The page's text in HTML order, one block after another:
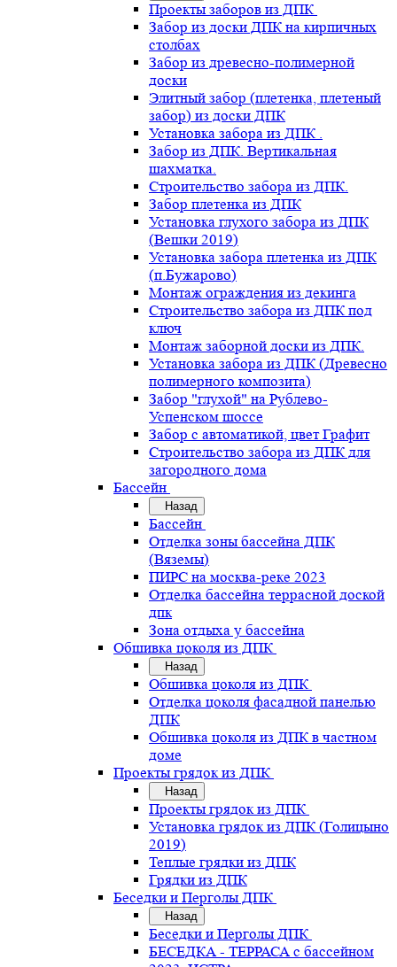
Проекты заборов из ДПК
Забор из доски ДПК на кирпичных
столбах
Забор из древесно-полимерной
доски
Элитный забор (плетенка, плетеный
забор) из доски ДПК
Установка забора из ДПК .
Забор из ДПК. Вертикальная
шахматка.
Строительство забора из ДПК.
Забор плетенка из ДПК
Установка глухого забора из ДПК
(Вешки 2019)
Установка забора плетенка из ДПК
(п.Бужарово)
Монтаж ограждения из декинга
Строительство забора из ДПК под
ключ
Монтаж заборной доски из ДПК.
Установка забора из ДПК (Древесно
полимерного композита)
Забор "глухой" на Рублево-
Успенском шоссе
Забор с автоматикой, цвет Графит
Строительство забора из ДПК для
загородного дома
Бассейн
Назад
Бассейн
Отделка зоны бассейна ДПК
(Вяземы)
ПИРС на москва-реке 2023
Отделка бассейна террасной доской
дпк
Зона отдыха у бассейна
Обшивка цоколя из ДПК
Назад
Обшивка цоколя из ДПК
Отделка цоколя фасадной панелью
ДПК
Обшивка цоколя из ДПК в частном
доме
Проекты грядок из ДПК
Назад
Проекты грядок из ДПК
Установка грядок из ДПК (Голицыно
2019)
Теплые грядки из ДПК
Грядки из ДПК
Беседки и Перголы ДПК
Назад
Беседки и Перголы ДПК
БЕСЕДКА - ТЕРРАСА с бассейном